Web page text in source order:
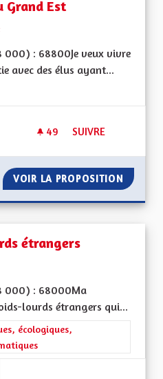
Grand Est
000) : 68800Je veux vivre
avec des élus ayant...
: Autres
49 49 ABONNÉS
SUIVRE
VOIR LA PROPOSITION POUR
étrangers
000) : 68000Ma
lourds étrangers qui...
: Les transitions
écologiques,